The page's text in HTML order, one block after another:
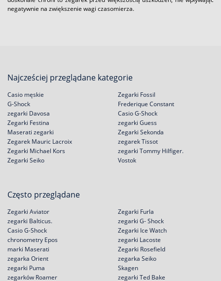
negatywnie na zwiększenie wagi czasomierza.
Najcześciej przeglądane kategorie
Casio męskie
G-Shock
zegarki Davosa
Zegarki Festina
Zegarki Fossil
Frederique Constant
Casio G-Shock
zegarki Guess
Maserati zegarki
Zegarek Mauric Lacroix
Zegarki Michael Kors
Zegarki Seiko
Zegarki Sekonda
zegarek Tissot
zegarki Tommy Hilfiger.
Vostok
Często przeglądane
Zegarki Aviator
zegarki Balticus.
Casio G-Shock
chronometry Epos
Zegarki Furla
zegarki G- Shock
Zegarki Ice Watch
zegarki Lacoste
marki Maserati
zegarka Orient
zegarki Puma
zegarków Roamer
Zegarki Rosefield
zegarka Seiko
Skagen
zegarki Ted Bake